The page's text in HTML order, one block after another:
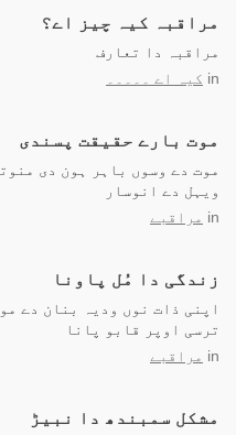
مراقبہ کیہ چیز اے؟
مراقبہ دا تعارف
in کیہ اے ۔۔۔۔۔
موت بارے حقیقت پسندی
موت دے وسوں باہر ہون دی
ویہل دے انوسار
in مراقبے
زندگی دا مُل پاونا
اپنی ذات نوں ودیہ بنان دے
ترسی اوپر قابو پانا
in مراقبے
مشکل سمبندھ دا نبیڑ